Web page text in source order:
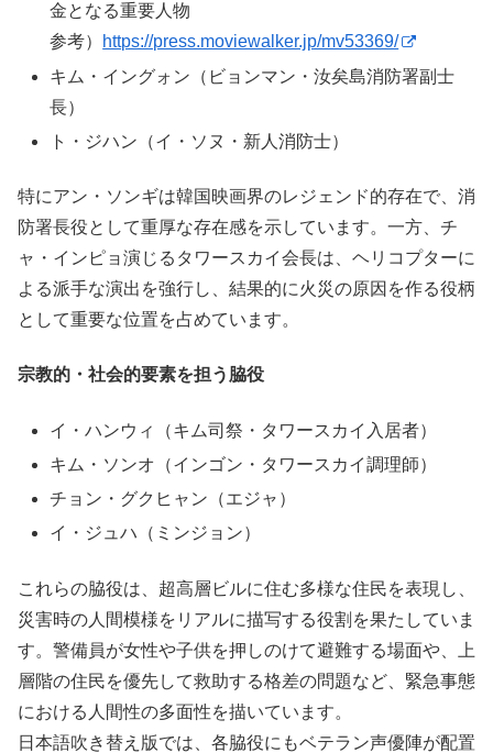
金となる重要人物
参考）
https://press.moviewalker.jp/mv53369/
キム・イングォン（ビョンマン・汝矣島消防署副士
長）
ト・ジハン（イ・ソヌ・新人消防士）
特にアン・ソンギは韓国映画界のレジェンド的存在で、消
防署長役として重厚な存在感を示しています。一方、チ
ャ・インピョ演じるタワースカイ会長は、ヘリコプターに
よる派手な演出を強行し、結果的に火災の原因を作る役柄
として重要な位置を占めています。
宗教的・社会的要素を担う脇役
イ・ハンウィ（キム司祭・タワースカイ入居者）
キム・ソンオ（インゴン・タワースカイ調理師）
チョン・グクヒャン（エジャ）
イ・ジュハ（ミンジョン）
これらの脇役は、超高層ビルに住む多様な住民を表現し、
災害時の人間模様をリアルに描写する役割を果たしていま
す。警備員が女性や子供を押しのけて避難する場面や、上
層階の住民を優先して救助する格差の問題など、緊急事態
における人間性の多面性を描いています。
日本語吹き替え版では、各脇役にもベテラン声優陣が配置